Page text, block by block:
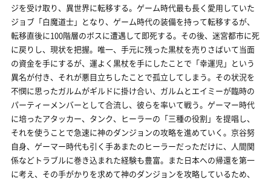
ジを受け取り、異世界に転移する。ゲーム時代最も長く愛用していた
ジョブ「白魔道士」となり、ゲーム時代の装備を持って転移するが、
転移直後に100階層のボスに遭遇して即死する。その後、迷宮都市に死
に戻りし、現状を把握。唯一、手元に残った黒杖を売りさばいて当面
の資金を手にするが、運よく黒杖を手にしたことで「幸運児」という
異名が付き、それが悪目立ちしたことで孤立してしまう。その状況を
不憫に思ったガルムがギルドに掛け合い、ガルムとエイミーが臨時の
パーティーメンバーとして合流し、彼らを率いて戦う。ゲーマー時代
に培ったアタッカー、タンク、ヒーラーの「三種の役割」を提唱し、
それを使うことで急速に神のダンジョンの攻略を進めていく。京谷努
自身、ゲーマー時代も引く手あまたのヒーラーだっただけに、人間関
係などトラブルに巻き込まれた経験も豊富。また日本への帰還を第一
に考え、その手がかりを求めて神のダンジョンを攻略しているため、